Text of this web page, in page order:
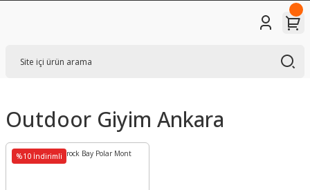
Outdoor Giyim Ankara
%10 İndirimli